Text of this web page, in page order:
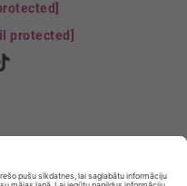
protected]